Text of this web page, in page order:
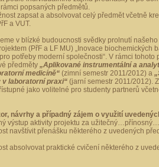
popsaných předmětů.
zapsat a absolvovat celý předmět včetně
a VUT.
v blízké budoucnosti svědky prolnutí
(PřF a LF MU) „Inovace biochemických
potřeby moderní společnosti“. V rámci tohoto
předměty „Aplikované instrumentální a
medicíně“ (zimní semestr 2011/2012) a
laboratorní praxi“ (jarní semestr 2011/2012).
jako volitelné pro studenty partnerů
návrhy a případný zájem o využití
výstup aktivity projektu za
navštívit přenášku některého z uvedených
absolvovat praktické cvičení některého z